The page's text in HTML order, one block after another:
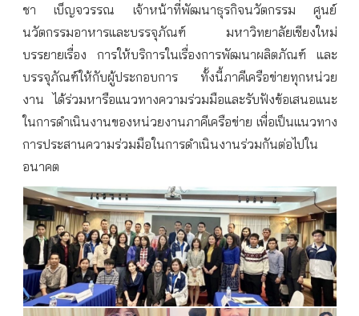
ชา เบ็ญจวรรณ เจ้าหน้าที่พัฒนาธุรกิจนวัตกรรม ศูนย์
นวัตกรรมอาหารและบรรจุภัณฑ์ มหาวิทยาลัยเชียงใหม่
บรรยายเรื่อง การให้บริการในเรื่องการพัฒนาผลิตภัณฑ์ และ
บรรจุภัณฑ์ให้กับผู้ประกอบการ ทั้งนี้ภาคีเครือข่ายทุกหน่วย
งาน ได้ร่วมหารือแนวทางความร่วมมือและรับฟังข้อเสนอแนะ
ในการดำเนินงานของหน่วยงานภาคีเครือข่าย เพื่อเป็นแนวทาง
การประสานความร่วมมือในการดำเนินงานร่วมกันต่อไปใน
อนาคต